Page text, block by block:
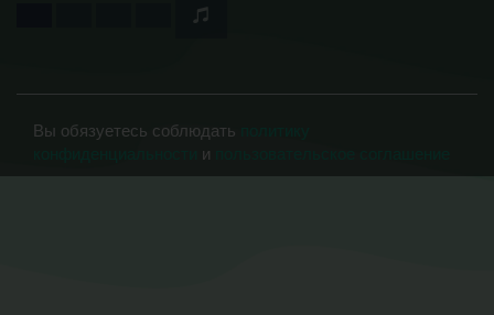
Вы обязуетесь соблюдать
и